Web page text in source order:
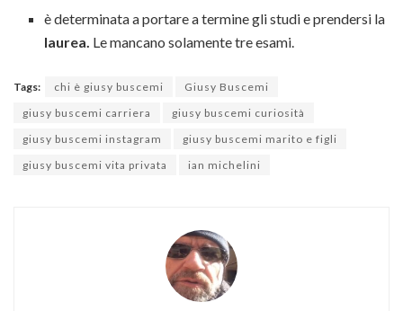
è determinata a portare a termine gli studi e prendersi la
laurea. Le mancano solamente tre esami.
Tags: chi è giusy buscemi
Giusy Buscemi
giusy buscemi carriera
giusy buscemi curiosità
giusy buscemi instagram
giusy buscemi marito e figli
giusy buscemi vita privata
ian michelini